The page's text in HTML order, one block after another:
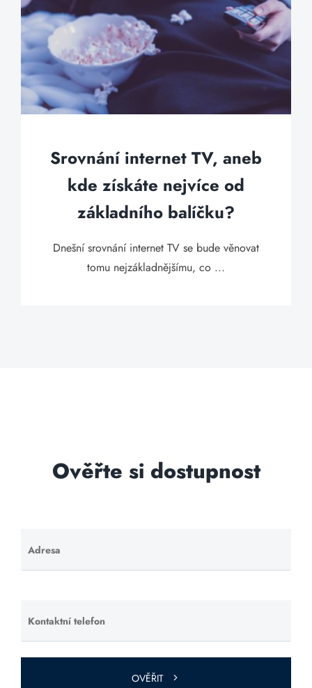
Srovnání internet TV, aneb
kde získáte nejvíce od
základního balíčku?
Dnešní srovnání internet TV se bude věnovat
tomu nejzákladnějšímu, co ...
Ověřte si dostupnost
Adresa
Ponechte
toto pole
Kontaktní telefon
Ponechte
toto pole
prázdné.
OVĚŘIT